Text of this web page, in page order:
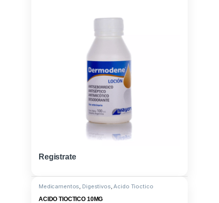
Registrate
Medicamentos, Digestivos,Acido Tioctico
ACIDO TIOCTICO 10MG